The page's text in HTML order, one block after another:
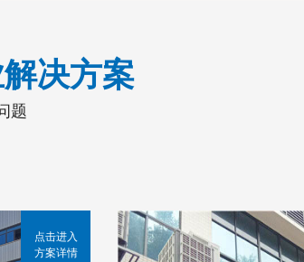
决方案
题
点击进入
方案详情